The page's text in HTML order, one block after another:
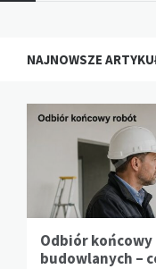
NAJNOWSZE
Odbiór
budowlanych –